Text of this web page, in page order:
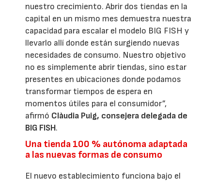
nuestro crecimiento. Abrir dos tiendas en la
capital en un mismo mes demuestra nuestra
capacidad para escalar el modelo BIG FISH y
llevarlo allí donde están surgiendo nuevas
necesidades de consumo. Nuestro objetivo
no es simplemente abrir tiendas, sino estar
presentes en ubicaciones donde podamos
transformar tiempos de espera en
momentos útiles para el consumidor”,
afirmó Clàudia Puig, consejera delegada de
BIG FISH.
Una tienda 100 % autónoma adaptada
a las nuevas formas de consumo
El nuevo establecimiento funciona bajo el